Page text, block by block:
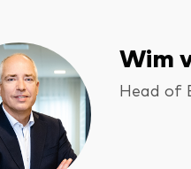
Wim
Head of